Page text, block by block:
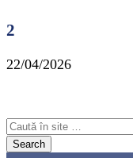
2
22/04/2026